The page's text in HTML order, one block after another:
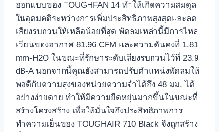
ออกแบบของ TOUGHFAN 14 ทำให้เกิดความสมดุล
ในอุดมคติระหว่างการเพิ่มประสิทธิภาพสูงสุดและลด
เสียงรบกวนให้เหลือน้อยที่สุด พัดลมเหล่านี้มีการไหล
เวียนของอากาศ 81.96 CFM และความดันคงที่ 1.81
mm-H2O ในขณะที่รักษาระดับเสียงรบกวนไว้ที่ 23.9
dB-A นอกจากนี้คุณยังสามารถปรับตำแหน่งพัดลมให้
พอดีกับความสูงของหน่วยความจำได้ถึง 48 มม. ได้
อย่างง่ายดาย ทำให้มีความยืดหยุ่นมากขึ้นในขณะที่
สร้างโครงสร้าง เพื่อให้มั่นใจถึงประสิทธิภาพการ
ทำความเย็นของ TOUGHAIR 710 Black จึงถูกสร้าง